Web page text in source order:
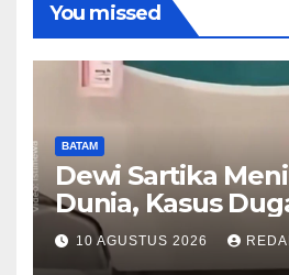
You missed
BATAM
Dewi Sartika
Dunia, Kasus
Malpraktik RS
Memasuki Babak
10 AGUSTUS 2026